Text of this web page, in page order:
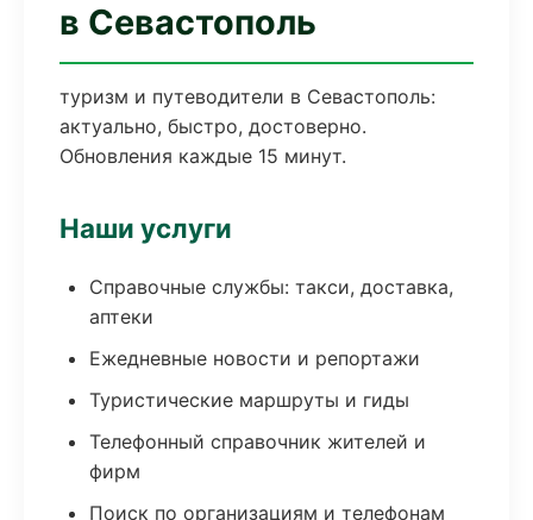
в Севастополь
туризм и путеводители в Севастополь:
актуально, быстро, достоверно.
Обновления каждые 15 минут.
Наши услуги
Справочные службы: такси, доставка,
аптеки
Ежедневные новости и репортажи
Туристические маршруты и гиды
Телефонный справочник жителей и
фирм
Поиск по организациям и телефонам